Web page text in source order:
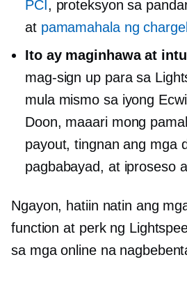
PCI , proteksyon sa
at pamamahala ng
Ito ay maginhawa at
mag-sign up para sa
mula mismo sa iyong
Doon, maaari mong
payout, tingnan ang mga
pagbabayad, at iproseso
Ngayon, hatiin natin ang
function at perk ng
sa mga online na